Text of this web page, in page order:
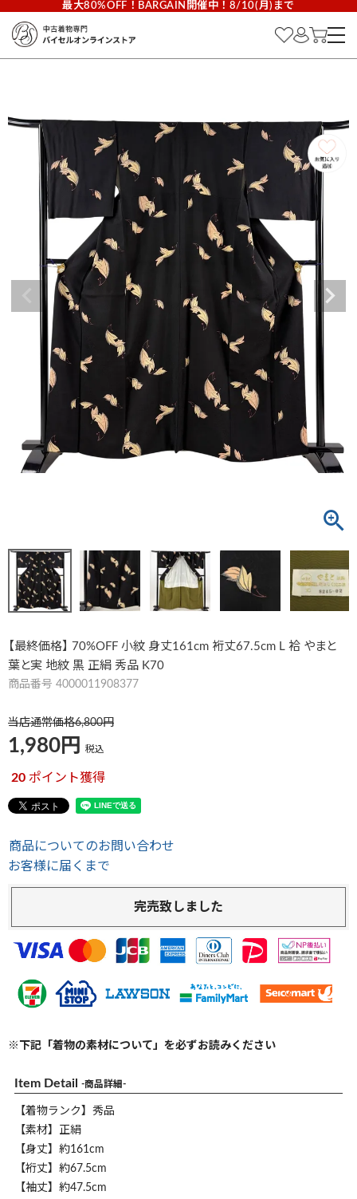
最大80%OFF！BARGAIN開催中！8/10(月)まで
【最終価格】 70%OFF 小紋 身丈161cm 裄丈67.5cm L 袷 やまと
葉と実 地紋 黒 正絹 秀品 K70
商品番号 4000011908377
当店通常価格6,800
1,980 税込
20 ポイント獲得
商品についてのお問い合わせ
お客様に届くまで
完売致しました
※下記「着物の素材について」を必ずお読みください
Item Detail -商品詳細-
【着物ランク】秀品
【素材】正絹
【身丈】約161cm
【裄丈】約67.5cm
【袖丈】約47.5cm